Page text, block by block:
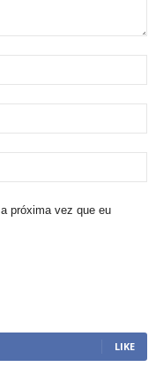
próxima vez que eu
LIKE